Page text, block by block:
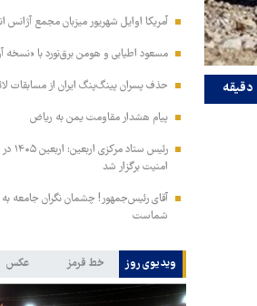
آمریکا اوایل شهریور میزبان مجمع آژانس
مسعود اطیابی و هومن برق‌نورد با «نسخه
حذف پسران پینگ‌پنگ ایران از مسابقات
پیام هشدار مقاومت یمن به ریاض
رئیس
امنیت برگزار شد
آقای رئیس‌جمهور! چشمان نگران جامعه به
شماست
ویدیوی روز خط قرمز عکس